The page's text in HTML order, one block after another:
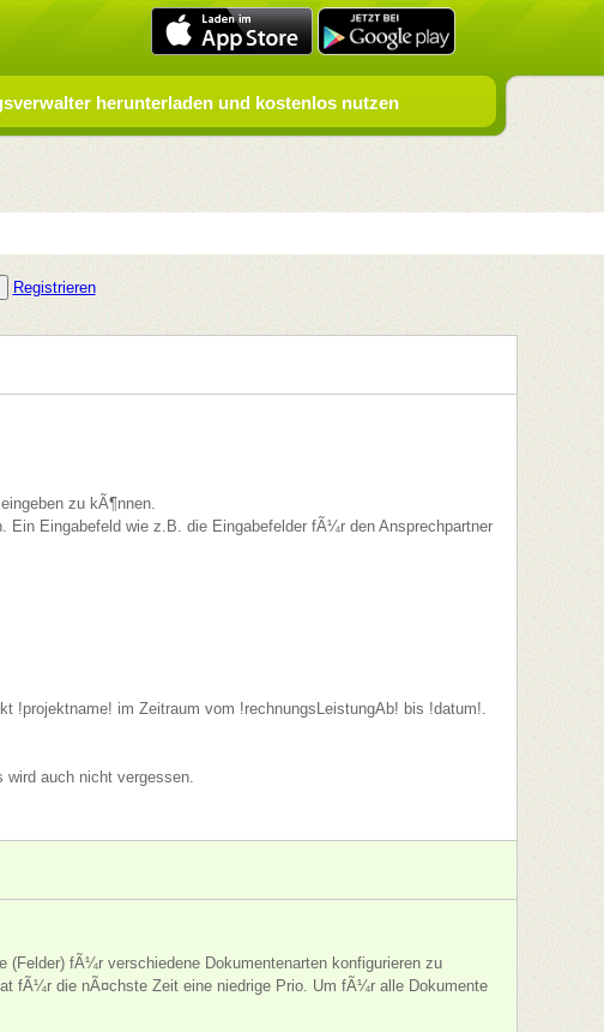
herunterladen und kostenlos nutzen
Registrieren
zu kÃ¶nnen.
Ein Eingabefeld wie z.B. die Eingabefelder fÃ¼r den Ansprechpartner
!projektname! im Zeitraum vom !rechnungsLeistungAb! bis !datum!.
wird auch nicht vergessen.
fÃ¼r verschiedene Dokumentenarten konfigurieren zu
fÃ¼r die nÃ¤chste Zeit eine niedrige Prio. Um fÃ¼r alle Dokumente